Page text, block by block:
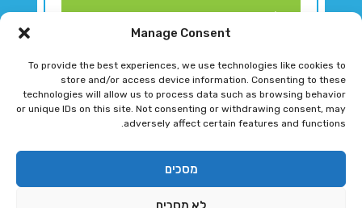
Manage Consent
To provide the best experiences, we use technologies like cookies to
store and/or access device information. Consenting to these
technologies will allow us to process data such as browsing behavior
or unique IDs on this site. Not consenting or withdrawing consent, may
adversely affect certain features and functions.
מסכים